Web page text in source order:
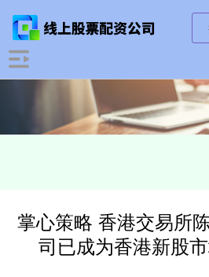
掌心策略 香港交易所
司已成为香港新股